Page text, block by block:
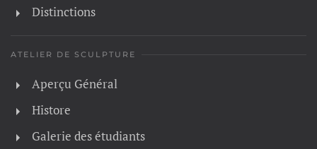
Distinctions
ATELIER DE SCULPTURE
Aperçu Général
Histore
Galerie des étudiants